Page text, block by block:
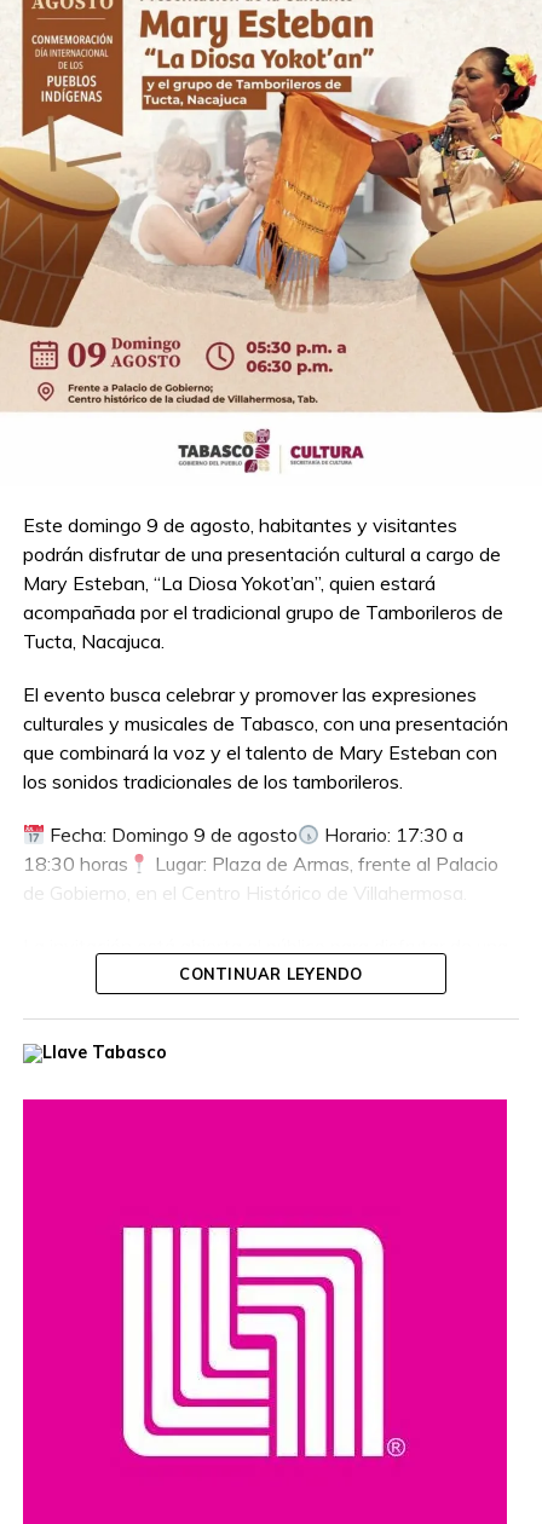
Este domingo 9 de agosto, habitantes y visitantes
podrán disfrutar de una presentación cultural a cargo de
Mary Esteban, “La Diosa Yokot’an”, quien estará
acompañada por el tradicional grupo de Tamborileros de
Tucta, Nacajuca.
El evento busca celebrar y promover las expresiones
culturales y musicales de Tabasco, con una presentación
que combinará la voz y el talento de Mary Esteban con
los sonidos tradicionales de los tamborileros.
Fecha: Domingo 9 de agosto
Horario: 17:30 a
18:30 horas
Lugar: Plaza de Armas, frente al Palacio
de Gobierno, en el Centro Histórico de Villahermosa.
tarde dedicada a la cultura y las tradiciones tabasqueñas.
Compartir en:
CONTINUAR LEYENDO